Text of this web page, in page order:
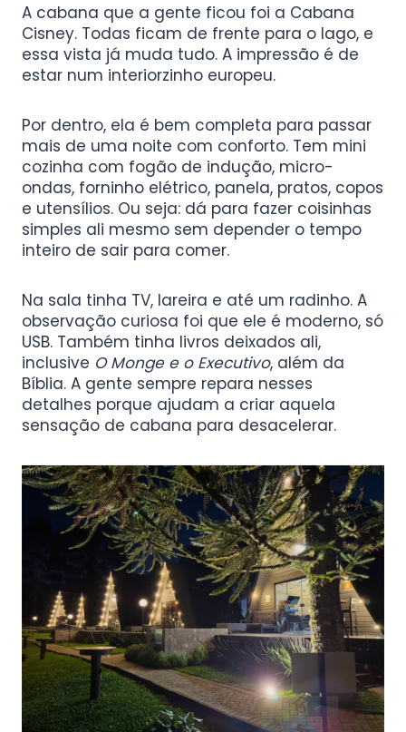
A cabana que a gente ficou foi a Cabana
Cisney. Todas ficam de frente para o lago, e
essa vista já muda tudo. A impressão é de
estar num interiorzinho europeu.
Por dentro, ela é bem completa para passar
mais de uma noite com conforto. Tem mini
cozinha com fogão de indução, micro-
ondas, forninho elétrico, panela, pratos, copos
e utensílios. Ou seja: dá para fazer coisinhas
simples ali mesmo sem depender o tempo
inteiro de sair para comer.
Na sala tinha TV, lareira e até um radinho. A
observação curiosa foi que ele é moderno, só
USB. Também tinha livros deixados ali,
inclusive O Monge e o Executivo, além da
Bíblia. A gente sempre repara nesses
detalhes porque ajudam a criar aquela
sensação de cabana para desacelerar.